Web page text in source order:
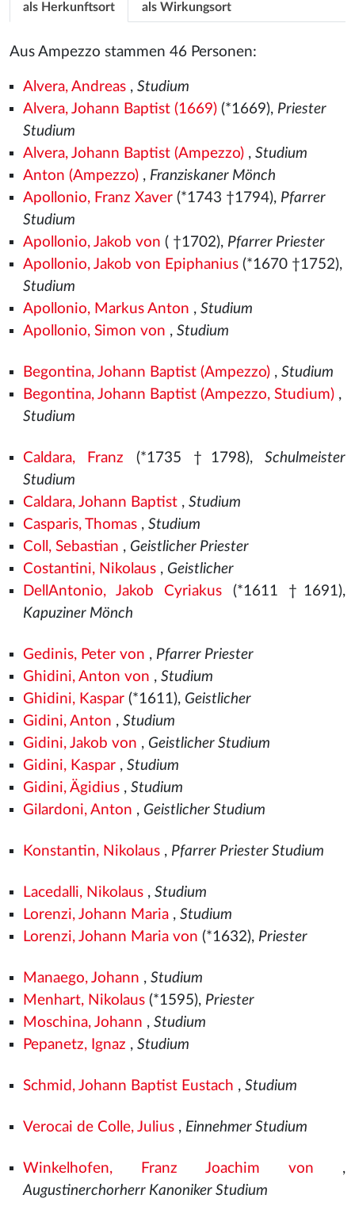
als Herkunftsort als Wirkungsort
Aus Ampezzo stammen 46 Personen:
Alvera, Andreas, Studium
Alvera, Johann Baptist (1669)(*1669), Priester
Studium
Alvera, Johann Baptist (Ampezzo), Studium
Anton (Ampezzo), Franziskaner Mönch
Apollonio, Franz Xaver(*1743 †1794), Pfarrer
Studium
Apollonio, Jakob von ( †1702), Pfarrer Priester
Apollonio, Jakob von Epiphanius(*1670 †1752),
Studium
Apollonio, Markus Anton , Studium
Apollonio, Simon von , Studium
Begontina, Johann Baptist (Ampezzo), Studium
Begontina, Johann Baptist (Ampezzo, Studium),
Studium
Caldara, Franz (*1735 †1798),Schulmeister
Studium
Caldara, Johann Baptist, Studium
Casparis, Thomas, Studium
Coll, Sebastian , Geistlicher Priester
Costantini, Nikolaus, Geistlicher
DellAntonio, Jakob Cyriakus (*1611 †1691),
Kapuziner Mönch
Gedinis, Peter von , Pfarrer Priester
Ghidini, Anton von , Studium
Ghidini, Kaspar(*1611), Geistlicher
Gidini, Anton , Studium
Gidini, Jakob von , Geistlicher Studium
Gidini, Kaspar, Studium
Gidini, Ägidius, Studium
Gilardoni, Anton , Geistlicher Studium
Konstantin, Nikolaus, Pfarrer Priester Studium
Lacedalli, Nikolaus, Studium
Lorenzi, Johann Maria, Studium
Lorenzi, Johann Maria von (*1632), Priester
Manaego, Johann , Studium
Menhart, Nikolaus(*1595), Priester
Moschina, Johann , Studium
Pepanetz, Ignaz , Studium
Schmid, Johann Baptist Eustach , Studium
Verocai de Colle, Julius, Einnehmer Studium
Winkelhofen, Franz Joachim von ,
Augustinerchorherr Kanoniker Studium